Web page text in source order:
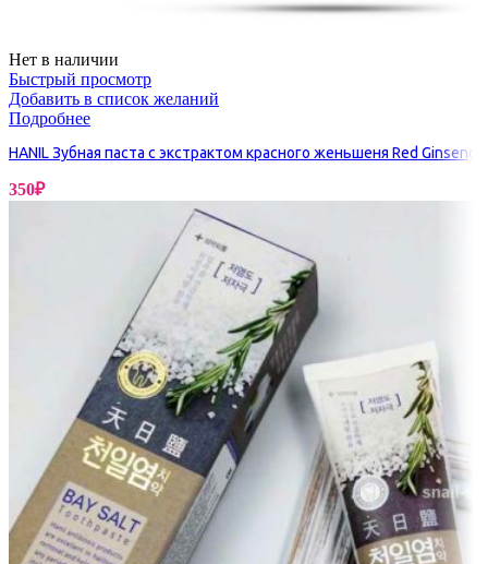
Нет в наличии
Быстрый просмотр
Добавить в список желаний
Подробнее
HANIL Зубная паста с экстрактом красного женьшеня Red Ginseng
350₽